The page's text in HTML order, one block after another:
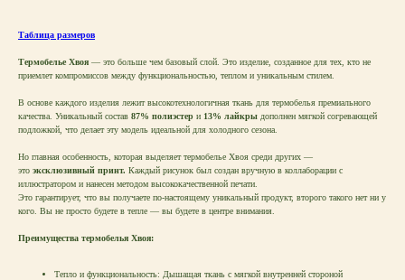
Таблица размеров
Термобелье Хвоя — это больше чем базовый слой. Это изделие, созданное для тех, кто не
приемлет компромиссов между функциональностью, теплом и уникальным стилем.
В основе каждого изделия лежит высокотехнологичная ткань для термобелья премиального
качества. Уникальный состав 87% полиэстер и 13% лайкры дополнен мягкой согревающей
подложкой, что делает эту модель идеальной для холодного сезона.
Но главная особенность, которая выделяет термобелье Хвоя среди других —
это эксклюзивный принт. Каждый рисунок был создан вручную в коллаборации с
иллюстратором и нанесен методом высококачественной печати.
Это гарантирует, что вы получаете по-настоящему уникальный продукт, второго такого нет ни у
кого. Вы не просто будете в тепле — вы будете в центре внимания.
Преимущества термобелья Хвоя:
Тепло и функциональность: Дышащая ткань с мягкой внутренней стороной